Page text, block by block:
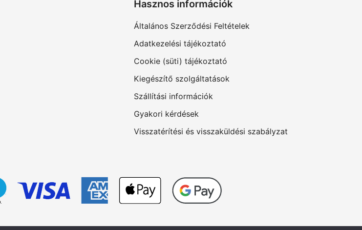
Hasznos információk
Általános Szerződési Feltételek
Adatkezelési tájékoztató
Cookie (süti) tájékoztató
Kiegészítő szolgáltatások
Szállítási információk
Gyakori kérdések
Visszatérítési és visszaküldési szabályzat